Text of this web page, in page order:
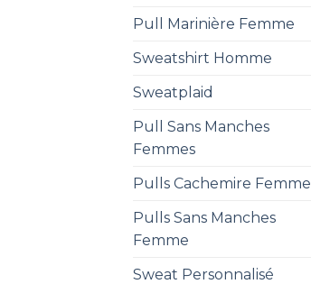
Pull Marinière Femme
Sweatshirt Homme
Sweatplaid
Pull Sans Manches
Femmes
Pulls Cachemire Femme
Pulls Sans Manches
Femme
Sweat Personnalisé